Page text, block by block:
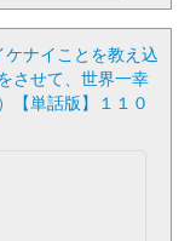
ナイことを教え込
させて、世界一幸
【単話版】１１０